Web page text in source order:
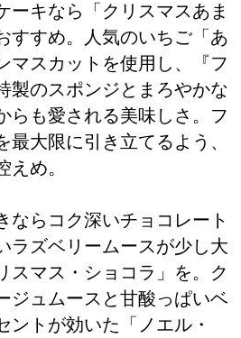
ーキなら「クリスマスあま
すすめ。人気のいちご「あ
マスカットを使用し、『フ
製のスポンジとまろやかな
らも愛される美味しさ。フ
最大限に引き立てるよう、
め。
ならコク深いチョコレート
ラズベリームースが少し大
スマス・ショコラ」を。ク
ジュムースと甘酸っぱいベ
ントが効いた「ノエル・